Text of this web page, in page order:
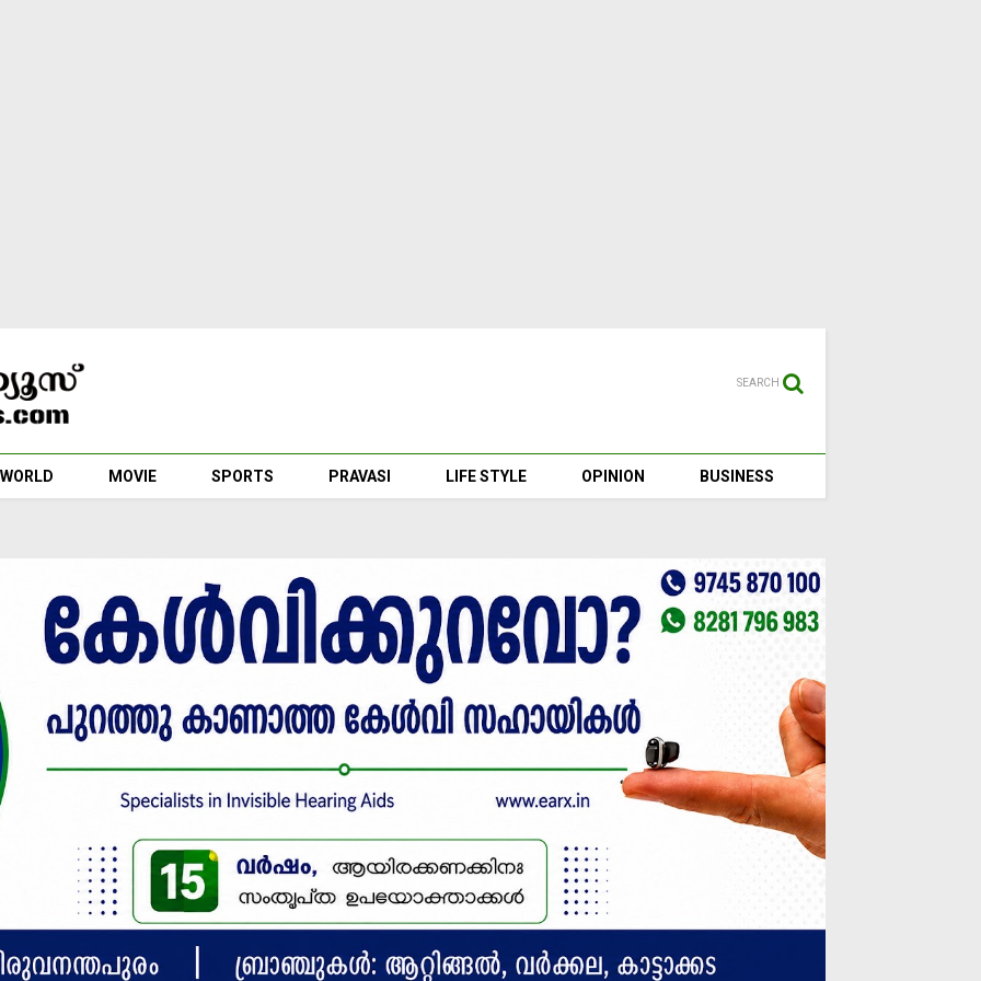
SEARCH
WORLD MOVIE SPORTS PRAVASI LIFE STYLE OPINION BUSINESS